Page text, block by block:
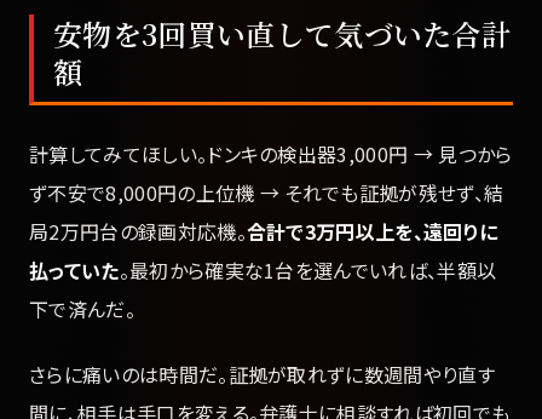
安物を3回買い直して気づいた合計
額
計算してみてほしい。ドンキの検出器3,000円 → 見つから
ず不安で8,000円の上位機 → それでも証拠が残せず、結
局2万円台の録画対応機。合計で3万円以上を、遠回りに
払っていた。最初から確実な1台を選んでいれば、半額以
下で済んだ。
さらに痛いのは時間だ。証拠が取れずに数週間やり直す
間に、相手は手口を変える。弁護士に相談すれば初回でも